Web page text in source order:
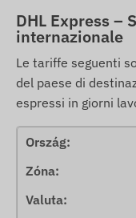
DHL Express –
internazionale
Le tariffe seguenti
del paese di
espressi in giorni